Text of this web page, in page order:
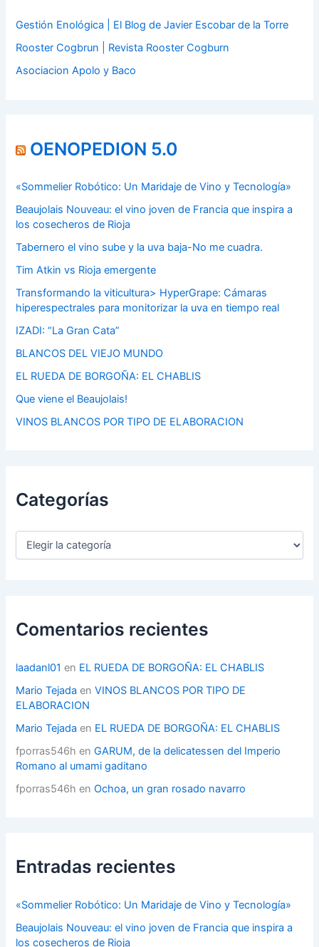
Gestión Enológica | El Blog de Javier Escobar de la Torre
Rooster Cogbrun | Revista Rooster Cogburn
Asociacion Apolo y Baco
OENOPEDION 5.0
«Sommelier Robótico: Un Maridaje de Vino y Tecnología»
Beaujolais Nouveau: el vino joven de Francia que inspira a
los cosecheros de Rioja
Tabernero el vino sube y la uva baja-No me cuadra.
Tim Atkin vs Rioja emergente
Transformando la viticultura> HyperGrape: Cámaras
hiperespectrales para monitorizar la uva en tiempo real
IZADI: “La Gran Cata”
BLANCOS DEL VIEJO MUNDO
EL RUEDA DE BORGOÑA: EL CHABLIS
Que viene el Beaujolais!
VINOS BLANCOS POR TIPO DE ELABORACION
Categorías
C
r
í
s
Comentarios recientes
laadanl01 en EL RUEDA DE BORGOÑA: EL CHABLIS
Mario Tejada enVINOS BLANCOS POR TIPO DE
ELABORACION
Mario Tejada en EL RUEDA DE BORGOÑA: EL CHABLIS
fporras546h enGARUM, de la delicatessen del Imperio
Romano al umami gaditano
fporras546h enOchoa, un gran rosado navarro
Entradas recientes
«Sommelier Robótico: Un Maridaje de Vino y Tecnología»
Beaujolais Nouveau: el vino joven de Francia que inspira a
los cosecheros de Rioja